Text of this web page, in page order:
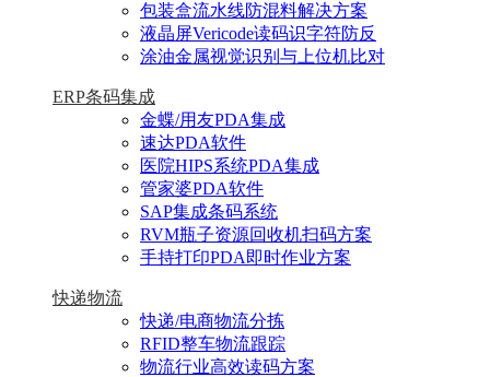
包装盒流水线防混料解决方案
液晶屏Vericode读码识字符防反
涂油金属视觉识别与上位机比对
ERP条码集成
金蝶/用友PDA集成
速达PDA软件
医院HIPS系统PDA集成
管家婆PDA软件
SAP集成条码系统
RVM瓶子资源回收机扫码方案
手持打印PDA即时作业方案
快递物流
快递/电商物流分拣
RFID整车物流跟踪
物流行业高效读码方案